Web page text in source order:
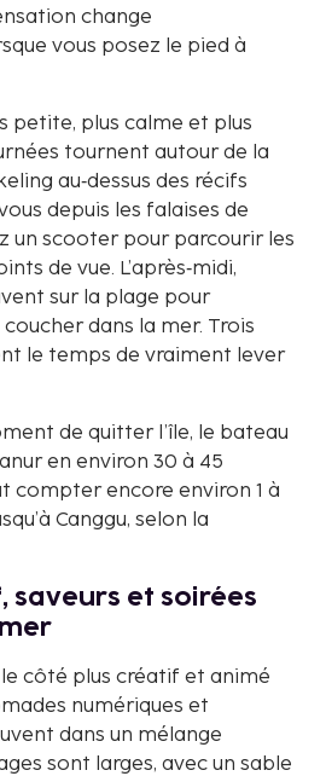
change
vous posez le pied à
petite, plus calme et plus
tournent autour de la
au‑dessus des récifs
depuis les falaises de
un scooter pour parcourir les
de vue. L’après‑midi,
sur la plage pour
dans la mer. Trois
le temps de vraiment lever
de quitter l’île, le bateau
en environ 30 à 45
compter encore environ 1 à
Canggu, selon la
saveurs et soirées
côté plus créatif et animé
numériques et
dans un mélange
sont larges, avec un sable